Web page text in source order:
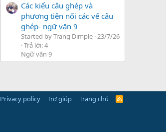
Các kiểu câu ghép và
phương tiện nối các vế câu
ghép- ngữ văn 9
Started by Trang Dimple 23/7/26
Trả lời: 4
Ngữ văn 9
Privacy policy Trợ giúp Trang chủ
R